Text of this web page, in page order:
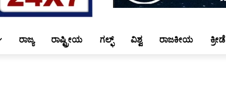
ರಾಜ್ಯ ರಾಷ್ಟ್ರೀಯ ಗಲ್ಫ್ ವಿಶ್ವ ರಾಜಕೀಯ ಕ್ರೀಡೆ